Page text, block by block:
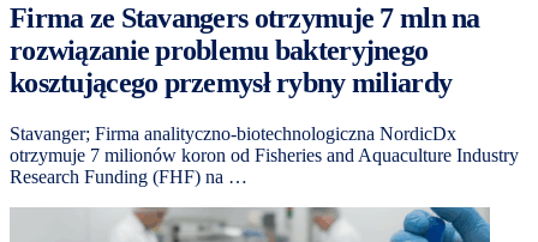
Firma ze Stavangers otrzymuje 7 mln na
rozwiązanie problemu bakteryjnego
kosztującego przemysł rybny miliardy
Stavanger; Firma analityczno-biotechnologiczna NordicDx
otrzymuje 7 milionów koron od Fisheries and Aquaculture Industry
Research Funding (FHF) na …